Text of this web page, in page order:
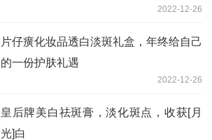
2022-12-26
片仔癀化妆品透白淡斑礼盒，年终给自己
的一份护肤礼遇
2022-12-26
皇后牌美白祛斑膏，淡化斑点，收获[月
光]白